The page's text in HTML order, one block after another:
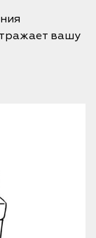
вашу